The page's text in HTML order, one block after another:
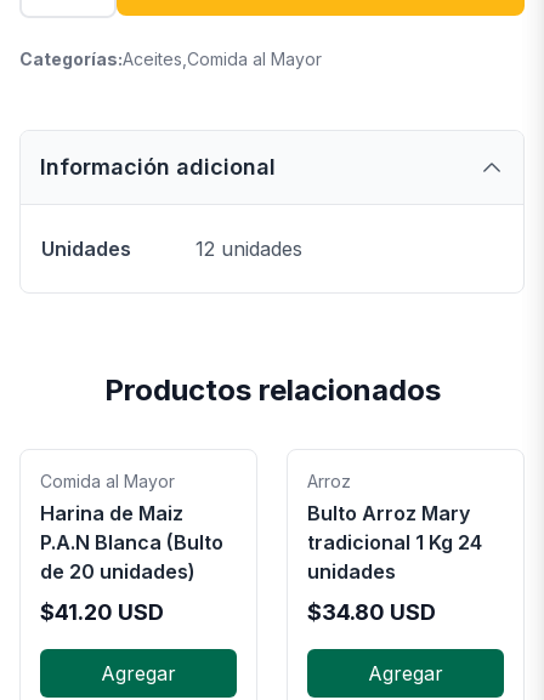
Categorías:Aceites Comida al Mayor
Información adicional
Unidades 12 unidades
Productos relacionados
Comida al Mayor
Harina de Maiz
P.A.N Blanca (Bulto
de 20 unidades)
$41.20 USD
Agregar
Arroz
Bulto Arroz Mary
tradicional 1 Kg 24
unidades
$34.80 USD
Agregar